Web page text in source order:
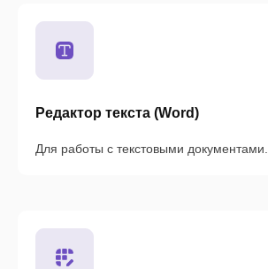
Редактор текста (Word)
Для работы с текстовыми документами.